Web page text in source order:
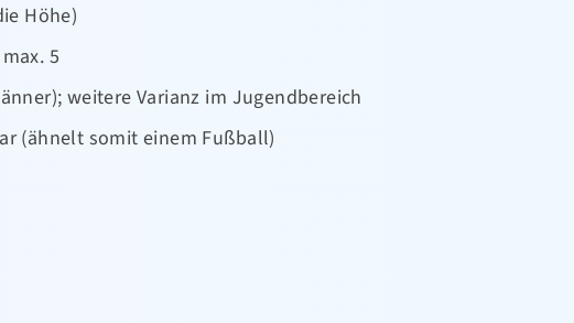
Höhe)
5
weitere Varianz im Jugendbereich
(ähnelt somit einem Fußball)